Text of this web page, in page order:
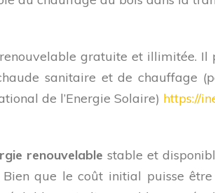
gratuite et illimitée. Il
sanitaire et de chauffage
de l’Energie Solaire) https://
renouvelablestable et
Bien que le coût initial puisse